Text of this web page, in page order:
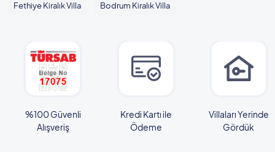
Fethiye Kiralık Villa Bodrum Kiralık Villa
%100 Güvenli
Alışveriş
Kredi Kartı ile
Ödeme
Villaları Yerinde
Gördük